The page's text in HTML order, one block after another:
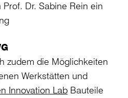
Dr. Sabine Rein ein
zudem die Möglichkeiten
Werkstätten und
Innovation Lab Bauteile